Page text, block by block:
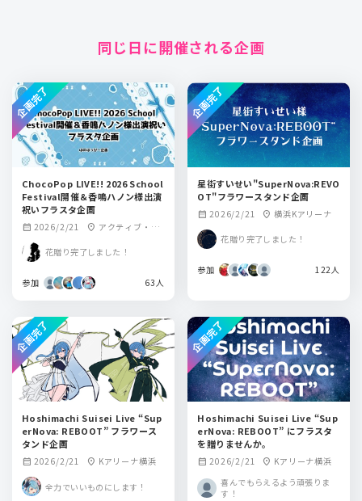
同じ日に開催される企画
ChocoPop LIVE!! 2026 School
Festival開催＆香鳴ハノン様出演
祝いフラスタ企画
calendar_month 2026/2/21 location_on アクティブ・ス
花贈り完了しました！
参加 63人
企画完了
星街すいせい"SuperNova:REVO
OT"フラワースタンド企画
calendar_month 2026/2/21 location_on 横浜Kアリーナ
花贈り完了しました！
参加 122人
企画完了
Hoshimachi Suisei Live “Sup
erNova: REBOOT” フラワース
タンド企画
calendar_month 2026/2/21 location_on Kアリーナ横浜
全力でいいものにします！
企画完了
Hoshimachi Suisei Live “Sup
erNova: REBOOT” にフラスタ
を贈りませんか。
calendar_month 2026/2/21 location_on Kアリーナ横浜
喜んでもらえるよう頑張りま
す！
企画完了